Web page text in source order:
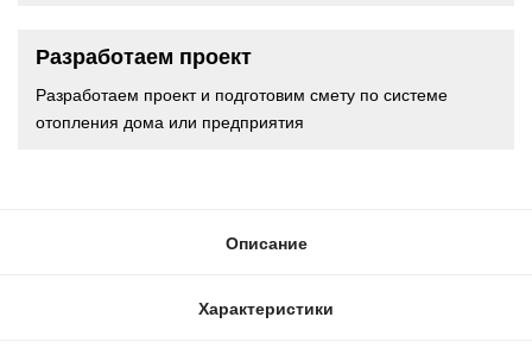
Разработаем проект
Разработаем проект и подготовим смету по системе
отопления дома или предприятия
Описание
Характеристики